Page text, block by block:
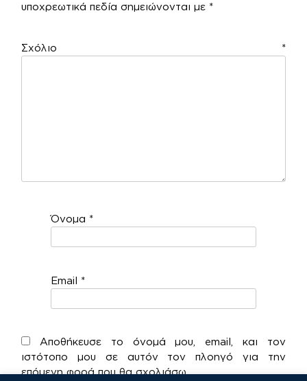
υποχρεωτικά πεδία σημειώνονται με *
Σχόλιο *
Όνομα *
Email *
Αποθήκευσε το όνομά μου, email, και τον
ιστότοπο μου σε αυτόν τον πλοηγό για την
επόμενη φορά που θα σχολιάσω.